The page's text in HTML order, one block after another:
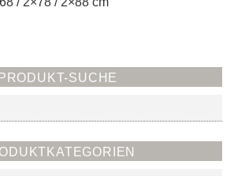
PRODUKT-SUCHE